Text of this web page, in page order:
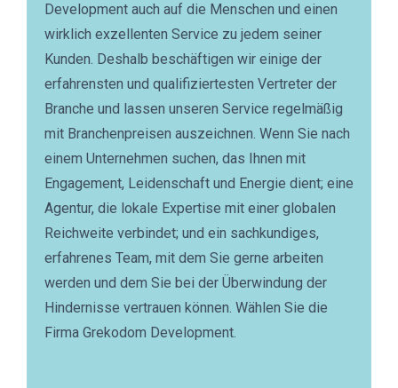
Development auch auf die Menschen und einen
wirklich exzellenten Service zu jedem seiner
Kunden. Deshalb beschäftigen wir einige der
erfahrensten und qualifiziertesten Vertreter der
Branche und lassen unseren Service regelmäßig
mit Branchenpreisen auszeichnen. Wenn Sie nach
einem Unternehmen suchen, das Ihnen mit
Engagement, Leidenschaft und Energie dient; eine
Agentur, die lokale Expertise mit einer globalen
Reichweite verbindet; und ein sachkundiges,
erfahrenes Team, mit dem Sie gerne arbeiten
werden und dem Sie bei der Überwindung der
Hindernisse vertrauen können. Wählen Sie die
Firma Grekodom Development.